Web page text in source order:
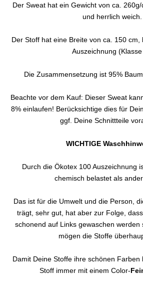
Der Sweat hat ein Gewicht von ca.
und herrlich weich.
Der Stoff hat eine Breite von ca. 150
Auszeichnung (Klasse
Die Zusammensetzung ist 95%
Beachte vor dem Kauf: Dieser Sweat
8% einlaufen! Berücksichtige dies für
ggf. Deine Schnittteile
WICHTIGE
Durch die Ökotex 100 Auszeichnung
chemisch belastet als
Das ist für die Umwelt und die Person,
trägt, sehr gut, hat aber zur Folge,
schonend auf Links gewaschen werden
mögen die Stoffe
Damit Deine Stoffe ihre schönen Farben
Stoff immer mit einem Color-